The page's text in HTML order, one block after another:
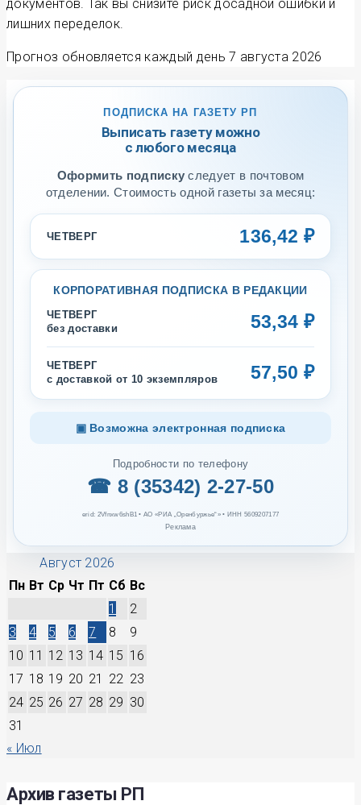
документов. Так вы снизите риск досадной ошибки и
лишних переделок.
Прогноз обновляется каждый день 7 августа 2026
ПОДПИСКА НА ГАЗЕТУ РП
Выписать газету можно
с любого месяца
Оформить подписку следует в почтовом
отделении. Стоимость одной газеты за месяц:
ЧЕТВЕРГ 136,42 ₽
КОРПОРАТИВНАЯ ПОДПИСКА В РЕДАКЦИИ
ЧЕТВЕРГ
без доставки
53,34 ₽
ЧЕТВЕРГ
с доставкой от 10 экземпляров
57,50 ₽
▣ Возможна электронная подписка
Подробности по телефону
☎ 8 (35342) 2-27-50
erid: 2Vfnxw6shB1 • АО «РИА „Оренбуржье“» • ИНН 5609207177
Реклама
Август 2026
Пн Вт Ср Чт Пт Сб Вс
1
2
3
4 5 6 7 8
9
10 11 12 13 14 15 16
17 18 19 20 21 22 23
24 25 26 27 28 29 30
31
« Июл
Архив газеты РП